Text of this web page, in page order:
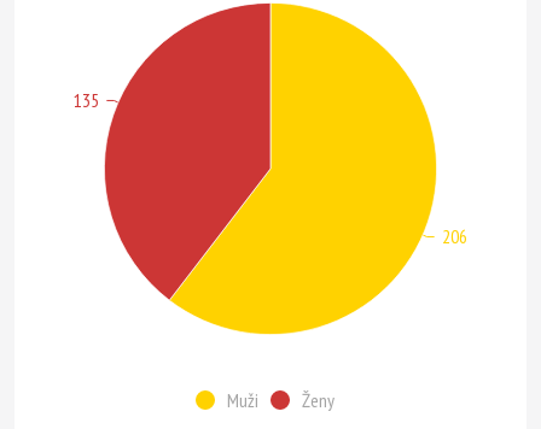
Muži Ženy
206
135